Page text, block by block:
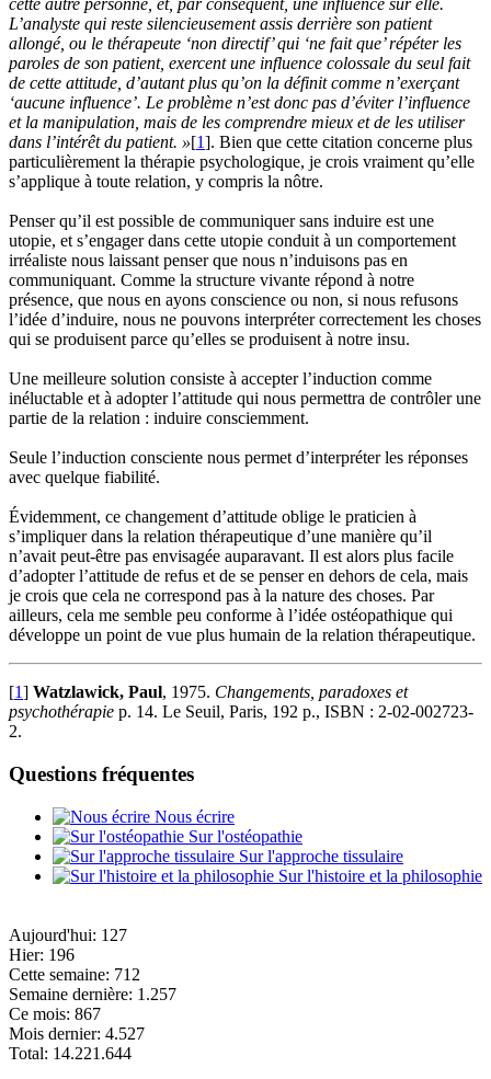
cette autre personne, et, par conséquent, une influence sur elle.
L’analyste qui reste silencieusement assis derrière son patient
allongé, ou le thérapeute ‘non directif’ qui ‘ne fait que’ répéter les
paroles de son patient, exercent une influence colossale du seul fait
de cette attitude, d’autant plus qu’on la définit comme n’exerçant
‘aucune influence’. Le problème n’est donc pas d’éviter l’influence
et la manipulation, mais de les comprendre mieux et de les utiliser
dans l’intérêt du patient. »[1]. Bien que cette citation concerne plus
particulièrement la thérapie psychologique, je crois vraiment qu’elle
s’applique à toute relation, y compris la nôtre.
Penser qu’il est possible de communiquer sans induire est une
utopie, et s’engager dans cette utopie conduit à un comportement
irréaliste nous laissant penser que nous n’induisons pas en
communiquant. Comme la structure vivante répond à notre
présence, que nous en ayons conscience ou non, si nous refusons
l’idée d’induire, nous ne pouvons interpréter correctement les choses
qui se produisent parce qu’elles se produisent à notre insu.
Une meilleure solution consiste à accepter l’induction comme
inéluctable et à adopter l’attitude qui nous permettra de contrôler une
partie de la relation : induire consciemment.
Seule l’induction consciente nous permet d’interpréter les réponses
avec quelque fiabilité.
Évidemment, ce changement d’attitude oblige le praticien à
s’impliquer dans la relation thérapeutique d’une manière qu’il
n’avait peut-être pas envisagée auparavant. Il est alors plus facile
d’adopter l’attitude de refus et de se penser en dehors de cela, mais
je crois que cela ne correspond pas à la nature des choses. Par
ailleurs, cela me semble peu conforme à l’idée ostéopathique qui
développe un point de vue plus humain de la relation thérapeutique.
[1] Watzlawick, Paul, 1975. Changements, paradoxes et
psychothérapie p. 14. Le Seuil, Paris, 192 p., ISBN : 2-02-002723-
2.
Questions fréquentes
Nous écrire
Sur l'ostéopathie
Sur l'approche tissulaire
Sur l'histoire et la philosophie
Aujourd'hui: 127
Hier: 196
Cette semaine: 712
Semaine dernière: 1.257
Ce mois: 867
Mois dernier: 4.527
Total: 14.221.644